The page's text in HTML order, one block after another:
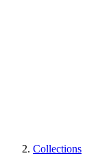
Collections